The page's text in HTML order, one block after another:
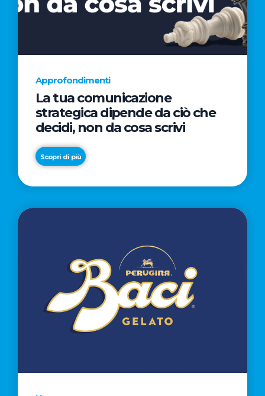
AL
CINEMA
NELLA
CAMPAGNA
REGISTA
PREMIO
OSCAR®
Approfondimenti
La tua comunicazione
strategica dipende da ciò che
decidi, non da cosa scrivi
Scopri di più